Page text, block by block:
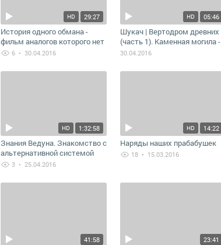
29:27
HD
История одного обмана -
фильм аналогов которого нет
в мире
6 • 30.04.2016
05:46
HD
Шукач | Вертодром древних
(часть 1). Каменная могила -
вертолетная площадка
30.04.2016
1:32:58
HD
Знания Ведуна. Знакомство с
альтернативной системой
знаний.
3 • 25.04.2016
14:22
HD
Наряды наших прабабушек
18 • 15.03.2016
41:58 23:41